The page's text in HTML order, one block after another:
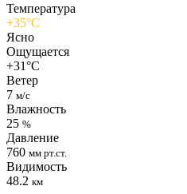
Температура
+35°C
Ясно
Ощущается
+31°C
Ветер
7 м/с
Влажность
25 %
Давление
760 мм рт.ст.
Видимость
48.2 км